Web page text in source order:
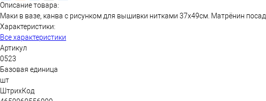
Описание товара:
Маки в вазе, канва с рисунком для вышивки нитками 37х49см. Матрёнин посад
Характеристики:
Все характеристики
Артикул
0523
Базовая единица
шт
ШтрихКод